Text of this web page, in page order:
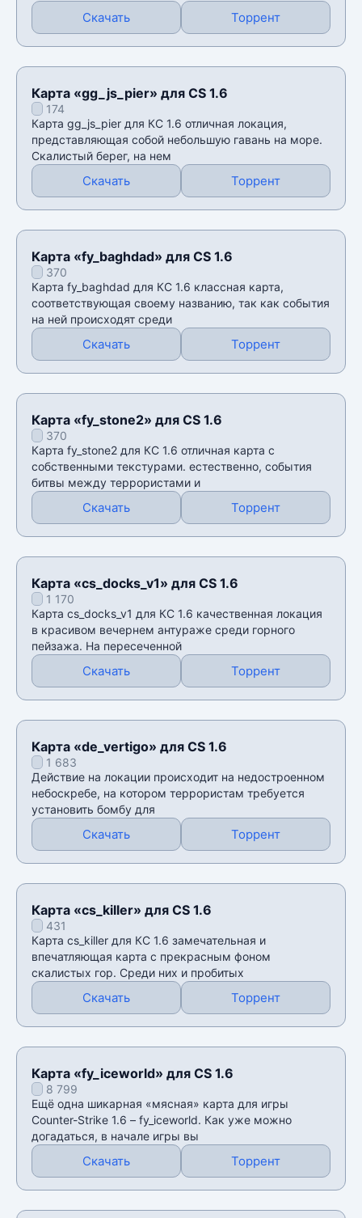
Скачать Торрент
Карта «gg_js_pier» для CS 1.6
174
Карта gg_js_pier для КС 1.6 отличная локация,
представляющая собой небольшую гавань на море.
Скалистый берег, на нем
Скачать Торрент
Карта «fy_baghdad» для CS 1.6
370
Карта fy_baghdad для КС 1.6 классная карта,
соответствующая своему названию, так как события
на ней происходят среди
Скачать Торрент
Карта «fy_stone2» для CS 1.6
370
Карта fy_stone2 для КС 1.6 отличная карта с
собственными текстурами. естественно, события
битвы между террористами и
Скачать Торрент
Карта «cs_docks_v1» для CS 1.6
1 170
Карта cs_docks_v1 для КС 1.6 качественная локация
в красивом вечернем антураже среди горного
пейзажа. На пересеченной
Скачать Торрент
Карта «de_vertigo» для CS 1.6
1 683
Действие на локации происходит на недостроенном
небоскребе, на котором террористам требуется
установить бомбу для
Скачать Торрент
Карта «cs_killer» для CS 1.6
431
Карта cs_killer для КС 1.6 замечательная и
впечатляющая карта с прекрасным фоном
скалистых гор. Среди них и пробитых
Скачать Торрент
Карта «fy_iceworld» для CS 1.6
8 799
Ещё одна шикарная «мясная» карта для игры
Counter-Strike 1.6 – fy_iceworld. Как уже можно
догадаться, в начале игры вы
Скачать Торрент